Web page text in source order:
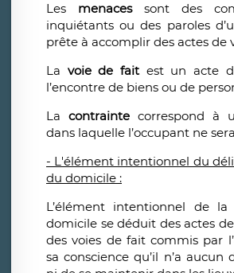
Les menacessont des
inquiétants ou des paroles
prête à accomplir des actes de
La voie de fait est un acte
l’encontre de biens ou de
La contrainte correspond à
dans laquelle l’occupant ne
- L'élément intentionnel du
du domicile :
L’élément intentionnel de
domicile se déduit des actes
des voies de fait commis par
sa conscience qu’il n’a aucun